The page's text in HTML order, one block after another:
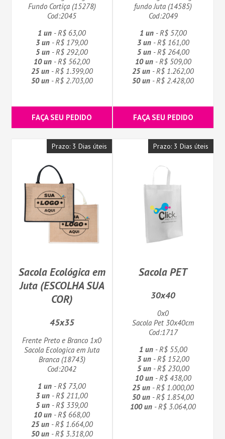
Fundo Cortiça (15278)
Cod:2045
1 un - R$ 63,00
3 un - R$ 179,00
5 un - R$ 292,00
10 un - R$ 562,00
25 un- R$ 1.399,00
50 un- R$ 2.703,00
FAÇA SEU PEDIDO
fundo Juta (14585)
Cod:2049
1 un- R$ 57,00
3 un- R$ 161,00
5 un- R$ 264,00
10 un- R$ 509,00
25 un - R$ 1.262,00
50 un - R$ 2.428,00
FAÇA SEU PEDIDO
Prazo: 3 Dias úteis
Sacola Ecológica em
Juta (ESCOLHA SUA
COR)
45x35
Frente Preto e Branco 1x0
Sacola Ecologica em Juta
Branca (18743)
Cod:2042
1 un - R$ 73,00
3 un - R$ 211,00
5 un - R$ 339,00
10 un - R$ 668,00
25 un- R$ 1.664,00
50 un- R$ 3.318,00
Prazo: 3 Dias úteis
Sacola PET
30x40
0x0
Sacola Pet 30x40cm
Cod:1717
1 un- R$ 55,00
3 un- R$ 152,00
5 un- R$ 230,00
10 un- R$ 438,00
25 un - R$ 1.000,00
50 un - R$ 1.854,00
100 un - R$ 3.064,00